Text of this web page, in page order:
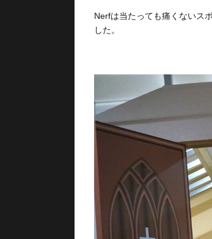
Nerfは当たっても痛くないス
した。